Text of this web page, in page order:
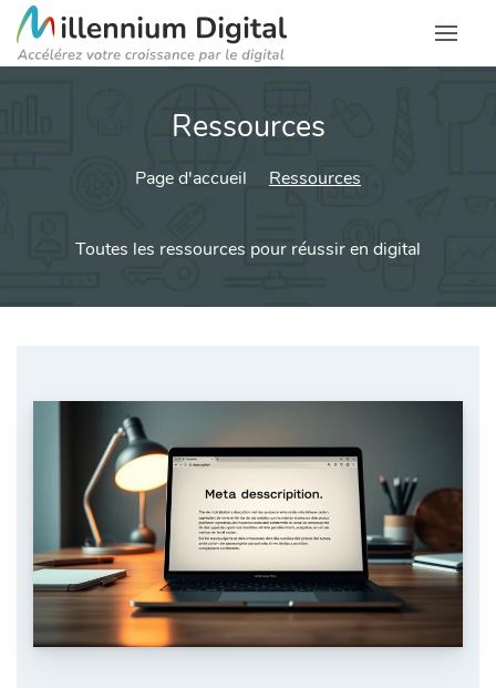
Ressources
Page d'accueil Ressources
Toutes les ressources pour réussir en digital